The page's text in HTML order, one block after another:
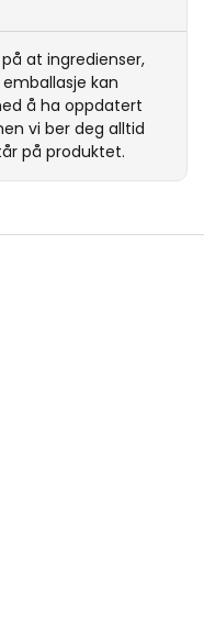
at ingredienser,
kan
å ha oppdatert
vi ber deg alltid
på produktet.